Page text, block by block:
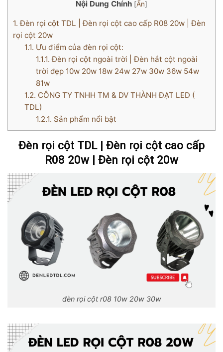
Nội Dung Chính [Ẩn]
1. Đèn rọi cột TDL | Đèn rọi cột cao cấp R08 20w | Đèn
rọi cột 20w
1.1. Ưu điểm của đèn rọi cột:
1.1.1. Đèn rọi cột ngoài trời | Đèn hắt cột ngoài
trời đẹp 10w 20w 18w 24w 27w 30w 36w 54w
81w
1.2. CÔNG TY TNHH TM & DV THÀNH ĐẠT LED (
TDL)
1.2.1. Sản phẩm nổi bật
Đèn rọi cột TDL | Đèn rọi cột cao cấp
R08 20w | Đèn rọi cột 20w
đèn rọi cột r08 10w 20w 30w